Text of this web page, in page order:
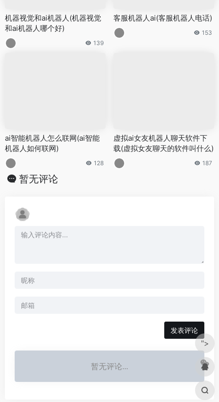
机器视觉和ai机器人(机器视觉
和ai机器人哪个好)
139
客服机器人ai(客服机器人电话)
153
ai智能机器人怎么联网(ai智能
机器人如何联网)
128
虚拟ai女友机器人聊天软件下
载(虚拟女友聊天的软件叫什么)
187
暂无评论
发表评论
暂无评论...
">